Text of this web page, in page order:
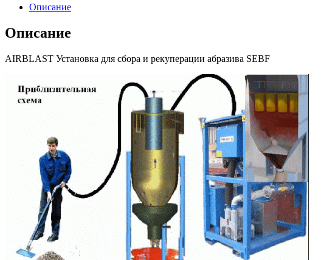
Описание
Описание
AIRBLAST Установка для сбора и рекуперации абразива SEBF